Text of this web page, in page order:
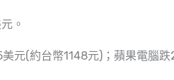
。
元(約台幣1148元)；蘋果電腦